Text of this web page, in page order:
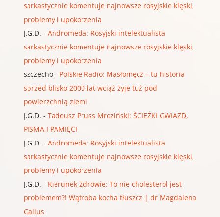
sarkastycznie komentuje najnowsze rosyjskie klęski,
problemy i upokorzenia
J.G.D. - Andromeda: Rosyjski intelektualista
sarkastycznie komentuje najnowsze rosyjskie klęski,
problemy i upokorzenia
szczecho- Polskie Radio: Masłomęcz – tu historia
sprzed blisko 2000 lat wciąż żyje tuż pod
powierzchnią ziemi
J.G.D. - Tadeusz Pruss Mroziński: ŚCIEŻKI GWIAZD,
PISMA I PAMIĘCI
J.G.D. - Andromeda: Rosyjski intelektualista
sarkastycznie komentuje najnowsze rosyjskie klęski,
problemy i upokorzenia
J.G.D. - Kierunek Zdrowie: To nie cholesterol jest
problemem?! Wątroba kocha tłuszcz | dr Magdalena
Gallus